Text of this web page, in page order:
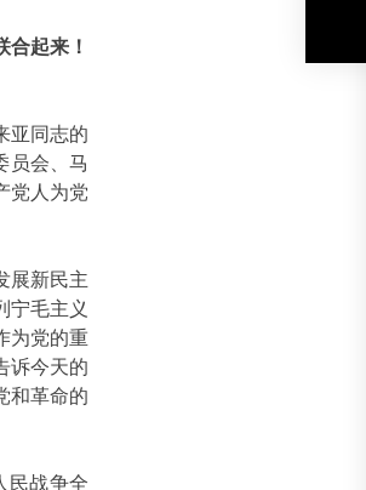
合起来！
亚同志的
员会、马
党人为党
展新民主
宁毛主义
为党的重
诉今天的
和革命的
民战争全